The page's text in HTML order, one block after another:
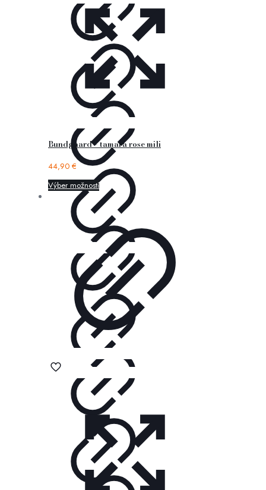
Bundgaard – tamara rose mili
44,90 €
Výber možností